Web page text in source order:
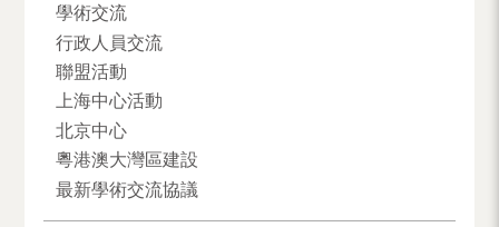
學術交流
行政人員交流
聯盟活動
上海中心活動
北京中心
粵港澳大灣區建設
最新學術交流協議